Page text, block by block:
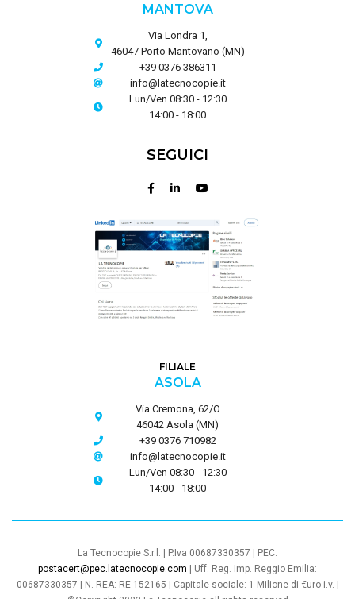
MANTOVA
Via Londra 1,
46047 Porto Mantovano (MN)
+39 0376 386311
info@latecnocopie.it
Lun/Ven 08:30 - 12:30
14:00 - 18:00
SEGUICI
FILIALE
ASOLA
Via Cremona, 62/O
46042 Asola (MN)
+39 0376 710982
info@latecnocopie.it
Lun/Ven 08:30 - 12:30
14:00 - 18:00
La Tecnocopie S.r.l. | P.Iva 00687330357 | PEC:
postacert@pec.latecnocopie.com | Uff. Reg. Imp. Reggio Emilia:
00687330357 | N. REA: RE-152165 | Capitale sociale: 1 Milione di €uro i.v. |